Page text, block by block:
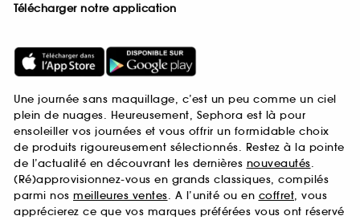
Télécharger notre application
Une journée sans maquillage, c’est un peu comme un ciel
plein de nuages. Heureusement, Sephora est là pour
ensoleiller vos journées et vous offrir un formidable choix
de produits rigoureusement sélectionnés. Restez à la pointe
de l’actualité en découvrant les dernières nouveautés.
(Ré)approvisionnez-vous en grands classiques, compilés
parmi nos meilleures ventes. A l’unité ou en coffret, vous
apprécierez ce que vos marques préférées vous ont réservé